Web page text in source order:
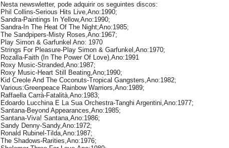
Nesta newswletter, pode adquirir os seguintes discos:
Phil Collins-Serious Hits Live,Ano:1990;
Sandra-Paintings In Yellow,Ano:1990;
Sandra-In The Heat Of The Night;Ano:1985;
The Sandpipers-Misty Roses,Ano:1967;
Play Simon & Garfunkel Ano: 1970
Strings For Pleasure-Play Simon & Garfunkel,Ano:1970;
Rozalla-Faith (In The Power Of Love),Ano:1991
Roxy Music-Stranded,Ano:1987;
Roxy Music-Heart Still Beating,Ano;1990;
Kid Creole And The Coconuts-Tropical Gangsters,Ano:1982;
Various:Greenpeace Rainbow Warriors,Ano:1989;
Raffaella Carrà-Fatalità,Ano:1983;
Edoardo Lucchina E La Sua Orchestra-Tanghi Argentini,Ano:1977;
Santana-Beyond Appearances,Ano:1985;
Santana-Viva! Santana,Ano:1986;
Sandy Denny-Sandy,Ano:1972;
Ronald Rubinel-Tilda,Ano:1987;
The Shadows-Rarities,Ano:1976;